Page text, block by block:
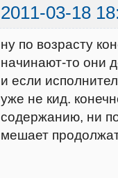
2011-03-18
ну по возрасту
начинают-то они
и если
уже не кид.
содержанию, ни
мешает